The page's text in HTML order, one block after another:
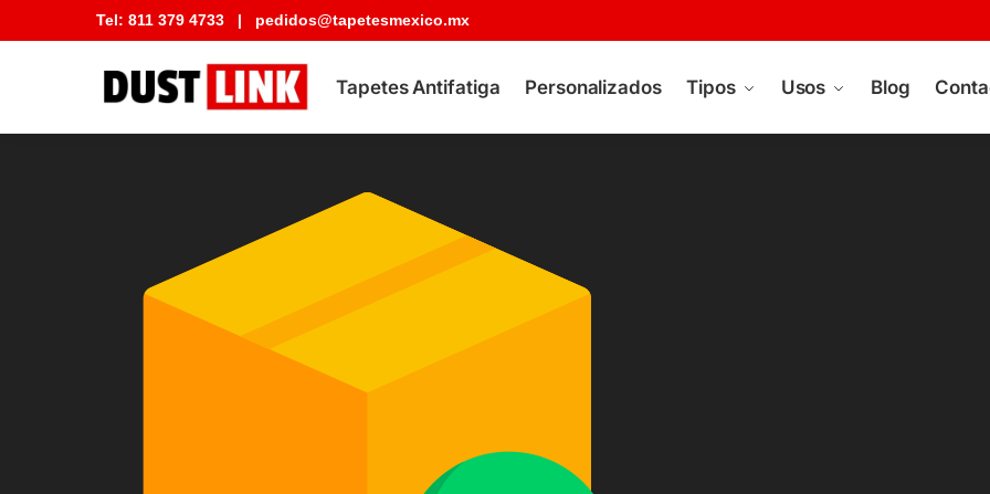
Tel: 811 379 4733 | pedidos@tapetesmexico.mx
Tapetes Antifatiga Personalizados Tipos Usos Blog
Buscar tapete